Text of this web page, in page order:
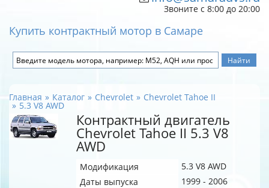
Звоните с 8:00 до 20:00
Купить контрактный мотор в Самаре
Главная Каталог Chevrolet Chevrolet Tahoe II
5.3 V8 AWD
Контрактный двигатель
Chevrolet Tahoe II 5.3 V8
AWD
Модификация
5.3 V8 AWD
Даты выпуска
1999 - 2006